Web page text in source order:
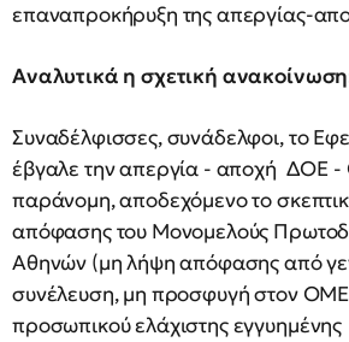
επαναπροκήρυξη της απεργίας-
Αναλυτικά η σχετική
Συναδέλφισσες, συνάδελφοι, το
έβγαλε την απεργία - αποχή ΔΟΕ
παράνομη, αποδεχόμενο το
απόφασης του Μονομελούς
Αθηνών (μη λήψη απόφασης από
συνέλευση, μη προσφυγή στον
προσωπικού ελάχιστης εγγυημένης